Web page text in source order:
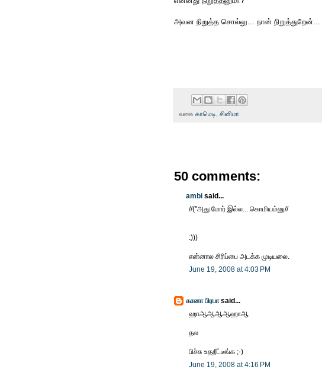
அவன நிறுத்த சொல்லு... நான் நிறுத்துறேன்...
வகை காமெடி, சினிமா
50 comments:
ambi said...
//("அது மோர் இல்ல... கொமியம்னு//
:)))
என்னால சிரிப்பை அடக்க முடியலை.
June 19, 2008 at 4:03 PM
கானா பிரபாsaid...
ஹாஆஆஆஆஹாஆ
தல
பிச்சு உதறீட்டீங்க ;-)
June 19, 2008 at 4:16 PM